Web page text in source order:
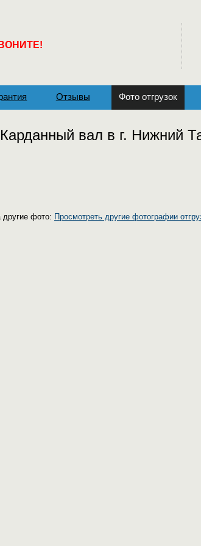
Отзывы Фото отгрузок
вал в г. Нижний
фото: Просмотреть другие фотографии